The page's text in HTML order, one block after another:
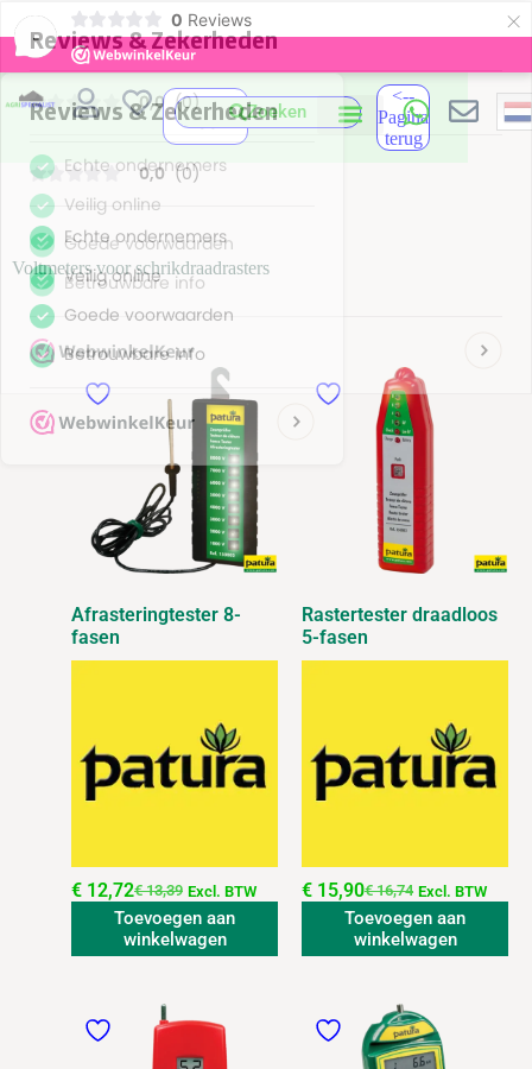
-
0 Reviews ×
Zoeken
<--
Pagina
terug
Voltmeters voor schrikdraadrasters
Afrasteringtester 8-
fasen
€13,39
€ 12,72 Excl. BTW
Toevoegen aan
winkelwagen
Rastertester draadloos
5-fasen
€16,74
€ 15,90 Excl. BTW
Toevoegen aan
winkelwagen